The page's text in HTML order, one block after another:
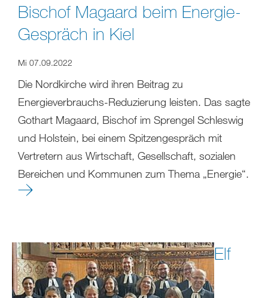
Bischof Magaard beim Energie-
Gespräch in Kiel
Mi 07.09.2022
Die Nordkirche wird ihren Beitrag zu
Energieverbrauchs-Reduzierung leisten. Das sagte
Gothart Magaard, Bischof im Sprengel Schleswig
und Holstein, bei einem Spitzengespräch mit
Vertretern aus Wirtschaft, Gesellschaft, sozialen
Bereichen und Kommunen zum Thema „Energie“.
​​​​​​​Elf